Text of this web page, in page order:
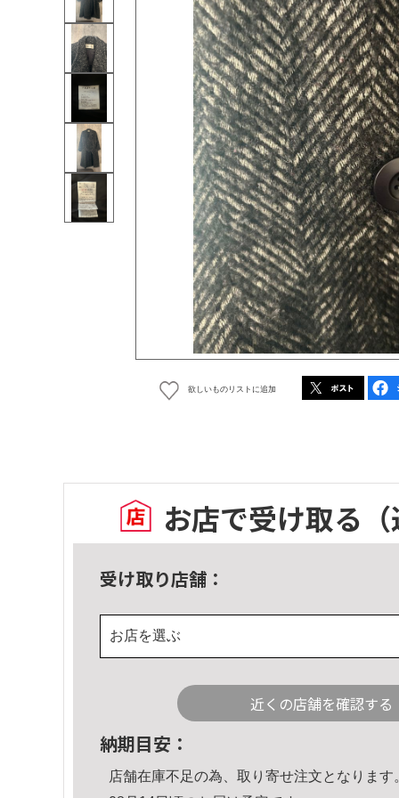
欲しいものリストに追加
お店で受け取る
受け取り店舗：
お店を選ぶ
近くの店舗を確認する
納期目安：
店舗在庫不足の為、取り寄せ注文となります